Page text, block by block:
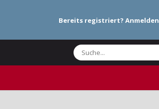
Bereits registriert? Anmelden